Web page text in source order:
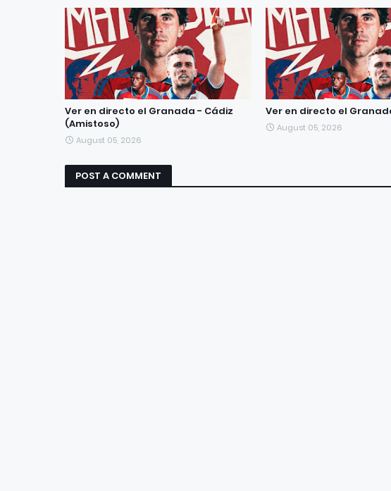
Ver en directo el Granada - Cádiz
(Amistoso)
August 05, 2026
Ver en directo el
August 05, 2026
POST A COMMENT